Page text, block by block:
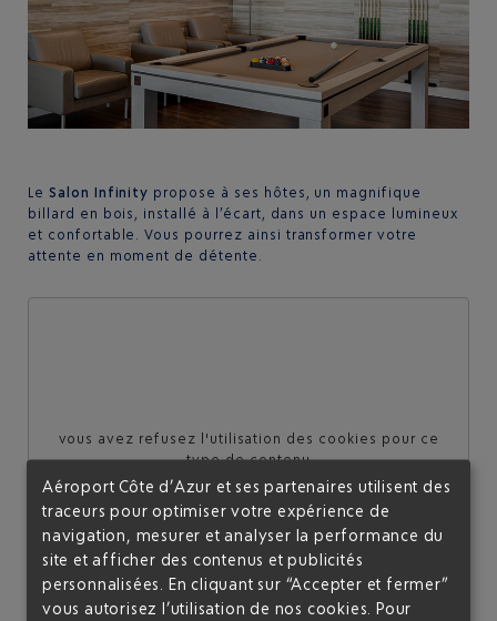
Le Salon Infinity propose à ses hôtes, un magnifique
billard en bois, installé à l’écart, dans un espace lumineux
et confortable. Vous pourrez ainsi transformer votre
attente en moment de détente.
vous avez refusez l'utilisation des cookies pour ce
type de contenu
Je souhaite autoriser l'affichage de ce contenu une
seule fois
Je souhaite toujours autoriser ce type de contenu sur le
site
Aéroport Côte d’Azur et ses partenaires utilisent des
traceurs pour optimiser votre expérience de
navigation, mesurer et analyser la performance du
site et afficher des contenus et publicités
personnalisées. En cliquant sur “Accepter et fermer”
vous autorisez l’utilisation de nos cookies. Pour